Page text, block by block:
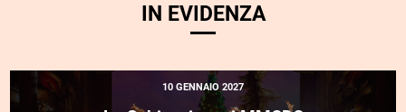
IN EVIDENZA
10 GENNAIO 2027